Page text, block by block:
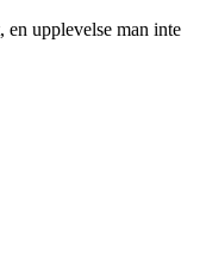
en upplevelse man inte